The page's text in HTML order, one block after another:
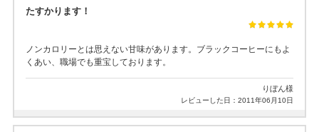
たすかります！
ノンカロリーとは思えない甘味があります。ブラックコーヒーにもよ
くあい、職場でも重宝しております。
りぼん様
レビューした日：2011年06月10日